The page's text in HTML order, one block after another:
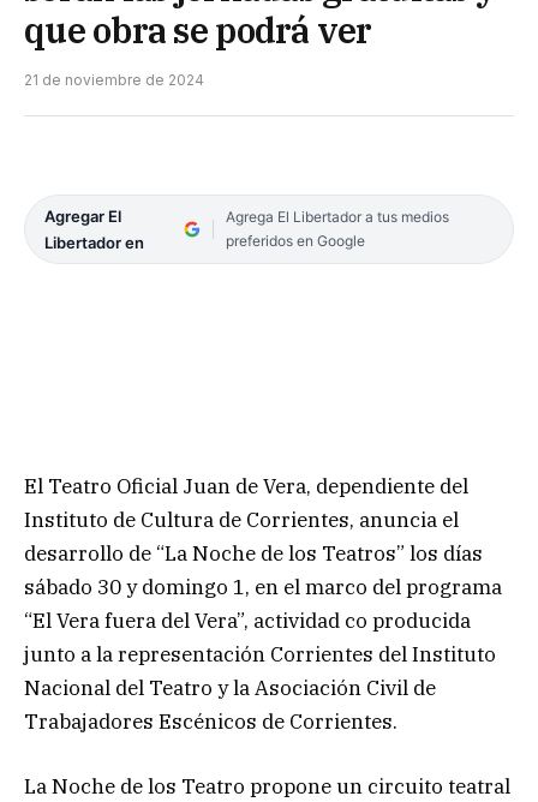
que obra se podrá ver
21 de noviembre de 2024
Agregar El
Libertador en
Agrega El Libertador a tus medios
preferidos en Google
El Teatro Oficial Juan de Vera, dependiente del
Instituto de Cultura de Corrientes, anuncia el
desarrollo de “La Noche de los Teatros” los días
sábado 30 y domingo 1, en el marco del programa
“El Vera fuera del Vera”, actividad co producida
junto a la representación Corrientes del Instituto
Nacional del Teatro y la Asociación Civil de
Trabajadores Escénicos de Corrientes.
La Noche de los Teatro propone un circuito teatral